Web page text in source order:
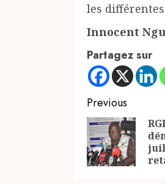
les
Innocent
Partagez sur
Continue
Reading
Previous